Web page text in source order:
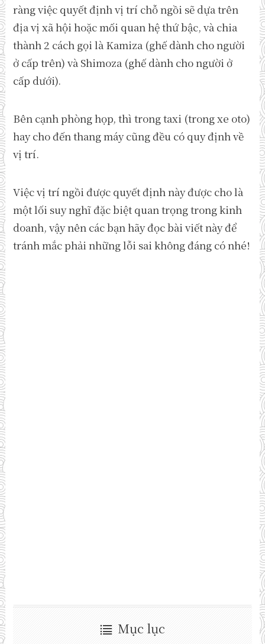
ràng việc quyết định vị trí chỗ ngồi sẽ dựa trên
địa vị xã hội hoặc mối quan hệ thứ bậc, và chia
thành 2 cách gọi là Kamiza (ghế dành cho người
ở cấp trên) và Shimoza (ghế dành cho người ở
cấp dưới).
Bên cạnh phòng họp, thì trong taxi (trong xe oto)
hay cho đến thang máy cũng đều có quy định về
vị trí.
Việc vị trí ngồi được quyết định này được cho là
một lối suy nghĩ đặc biệt quan trọng trong kinh
doanh, vậy nên các bạn hãy đọc bài viết này để
tránh mắc phải những lỗi sai không đáng có nhé!
Mục lục